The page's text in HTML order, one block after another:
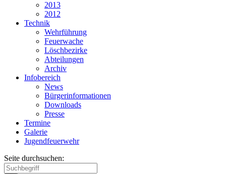
2013
2012
Technik
Wehrführung
Feuerwache
Löschbezirke
Abteilungen
Archiv
Infobereich
News
Bürgerinformationen
Downloads
Presse
Termine
Galerie
Jugendfeuerwehr
Seite durchsuchen: